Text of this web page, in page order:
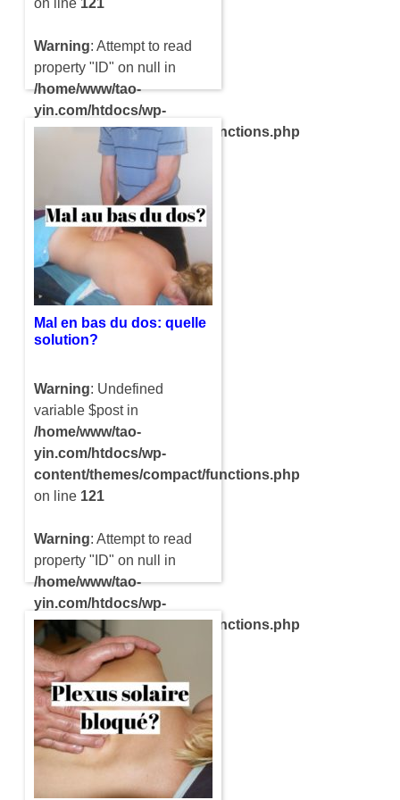
on line 121
Warning: Attempt to read
property "ID" on null in
/home/www/tao-
yin.com/htdocs/wp-
content/themes/compact/functions.php
121
Faire une crise d’angoisse
amène plusieurs
symptômes comme la gorge
serrée, le ventre noué, mal
à la tête, le diaphragme
bloqué, etc.. Cela peut
nous…
Mal en bas du dos: quelle
solution?
Warning: Undefined
variable $post in
/home/www/tao-
yin.com/htdocs/wp-
content/themes/compact/functions.php
on line 121
Warning: Attempt to read
property "ID" on null in
/home/www/tao-
yin.com/htdocs/wp-
content/themes/compact/functions.php
on line121
Avoir mal en bas du dos au
niveau des lombaires est de
plus en plus fréquent. Cela
peut être la cause d’une
mauvaise hygiène de…